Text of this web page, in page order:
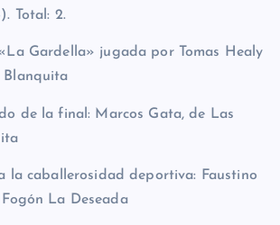
Total: 2.
Gardella» jugada por Tomas Healy
Blanquita
de la final: Marcos Gata, de Las
la caballerosidad deportiva: Faustino
La Deseada